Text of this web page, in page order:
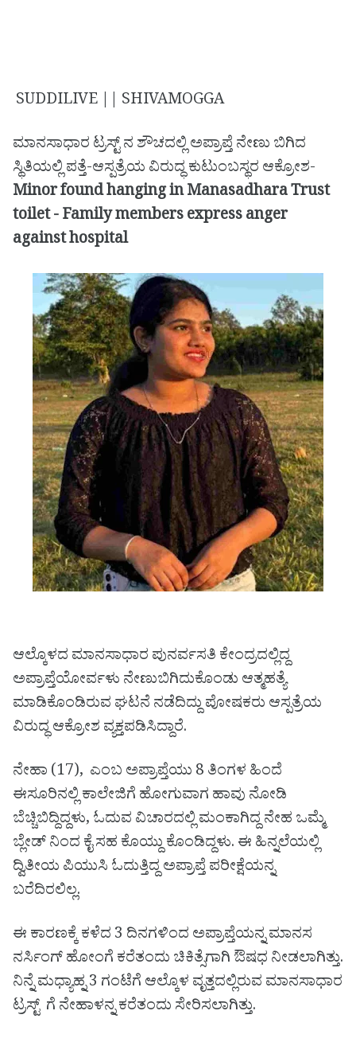
SUDDILIVE || SHIVAMOGGA
ಮಾನಸಾಧಾರ ಟ್ರಸ್ಟ್ ನ ಶೌಚದಲ್ಲಿ ಅಪ್ರಾಪ್ತೆ ನೇಣು ಬಿಗಿದ
ಸ್ಥಿತಿಯಲ್ಲಿ ಪತ್ತೆ-ಆಸ್ಪತ್ರೆಯ ವಿರುದ್ಧ ಕುಟುಂಬಸ್ಥರ ಆಕ್ರೋಶ-
Minor found hanging in Manasadhara Trust
toilet - Family members express anger
against hospital
ಆಲ್ಕೊಳದ ಮಾನಸಾಧಾರ ಪುನರ್ವಸತಿ ಕೇಂದ್ರದಲ್ಲಿದ್ದ
ಅಪ್ರಾಪ್ತೆಯೋರ್ವಳು ನೇಣುಬಿಗಿದುಕೊಂಡು ಆತ್ಮಹತ್ಯೆ
ಮಾಡಿಕೊಂಡಿರುವ ಘಟನೆ ನಡೆದಿದ್ದು ಪೋಷಕರು ಆಸ್ಪತ್ರೆಯ
ವಿರುದ್ಧ ಆಕ್ರೋಶ ವ್ಯಕ್ತಪಡಿಸಿದ್ದಾರೆ.
ನೇಹಾ (17), ಎಂಬ ಅಪ್ರಾಪ್ತೆಯು 8 ತಿಂಗಳ ಹಿಂದೆ
ಈಸೂರಿನಲ್ಲಿ ಕಾಲೇಜಿಗೆ ಹೋಗುವಾಗ ಹಾವು ನೋಡಿ
ಬೆಚ್ಚಿಬಿದ್ದಿದ್ದಳು, ಓದುವ ವಿಚಾರದಲ್ಲಿ ಮಂಕಾಗಿದ್ದ ನೇಹ ಒಮ್ಮೆ
ಬ್ಲೇಡ್ ನಿಂದ ಕೈ ಸಹ ಕೊಯ್ದು ಕೊಂಡಿದ್ದಳು. ಈ ಹಿನ್ನಲೆಯಲ್ಲಿ
ದ್ವಿತೀಯ ಪಿಯುಸಿ ಓದುತ್ತಿದ್ದ ಅಪ್ರಾಪ್ತೆ ಪರೀಕ್ಷೆಯನ್ನ
ಬರೆದಿರಲಿಲ್ಲ.
ಈ ಕಾರಣಕ್ಕೆ ಕಳೆದ 3 ದಿನಗಳಿಂದ ಅಪ್ರಾಪ್ತೆಯನ್ನ‌ ಮಾನಸ
ನರ್ಸಿಂಗ್ ಹೋಂಗೆ ಕರೆತಂದು ಚಿಕಿತ್ಸೆಗಾಗಿ ಔಷಧ ನೀಡಲಾಗಿತ್ತು.
ನಿನ್ನೆ ಮಧ್ಯಾಹ್ನ 3 ಗಂಟೆಗೆ ಆಲ್ಕೊಳ ವೃತ್ತದಲ್ಲಿರುವ ಮಾನಸಾಧಾರ
ಟ್ರಸ್ಟ್ ಗೆ ನೇಹಾಳನ್ನ ಕರೆತಂದು ಸೇರಿಸಲಾಗಿತ್ತು.